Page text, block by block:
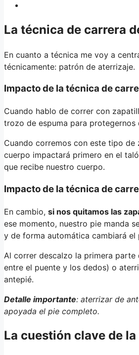
La técnica de carrera
En cuanto a técnica me voy a
técnicamente: patrón de aterrizaje.
Impacto de la técnica de
Cuando hablo de correr con
trozo de espuma para
Cuando corremos con este tipo de
cuerpo impactará primero en el
que recibe nuestro cuerpo.
Impacto de la técnica de
En cambio, si nos quitamos las
ese momento, nuestro pie manda
y de forma automática cambiará el
Al correr descalzo la primera
entre el puente y los dedos) o
antepié.
Detalle importante: aterrizar de
apoyada el pie completo.
La cuestión clave de